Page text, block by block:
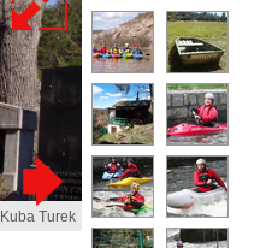
Kuba Turek